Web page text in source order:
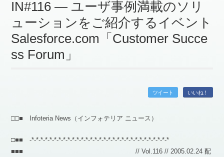
IN#116 — ユーザ事例満載のソリ
ューションをご紹介するイベント
Salesforce.com「Customer Succe
ss Forum」
ツイート いいね！
□□■ Infoteria News（インフォテリア ニュース）
□■■ -*-*-*-*-*-*-*-*-*-*-*-*-*-*-*-*-*-*-*-*-*-*-*-*-*-*-*-*-*-*-*
■■■ // Vol.116 // 2005.02.24 配